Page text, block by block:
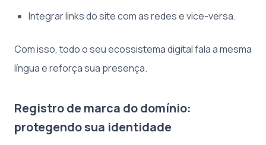
Integrar links do site com as redes e vice-versa.
Com isso, todo o seu ecossistema digital fala a mesma
língua e reforça sua presença.
Registro de marca do domínio:
protegendo sua identidade